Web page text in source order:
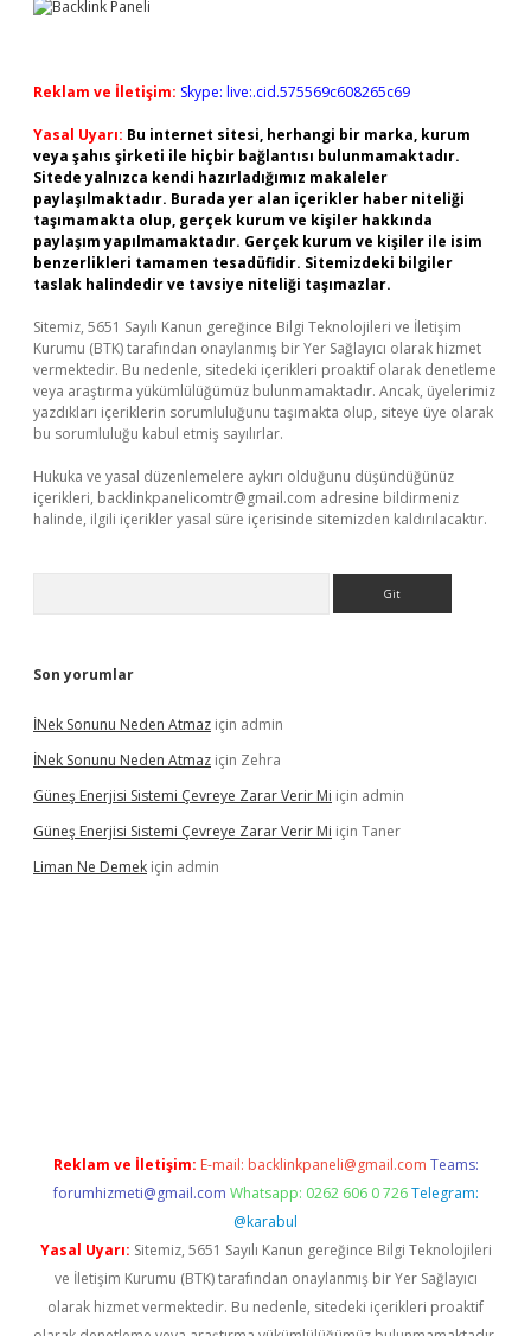
Reklam ve İletişim: Skype: live:.cid.575569c608265c69
Yasal Uyarı: Bu internet sitesi, herhangi bir marka, kurum
veya şahıs şirketi ile hiçbir bağlantısı bulunmamaktadır.
Sitede yalnızca kendi hazırladığımız makaleler
paylaşılmaktadır. Burada yer alan içerikler haber niteliği
taşımamakta olup, gerçek kurum ve kişiler hakkında
paylaşım yapılmamaktadır. Gerçek kurum ve kişiler ile isim
benzerlikleri tamamen tesadüfidir. Sitemizdeki bilgiler
taslak halindedir ve tavsiye niteliği taşımazlar.
Sitemiz, 5651 Sayılı Kanun gereğince Bilgi Teknolojileri ve İletişim
Kurumu (BTK) tarafından onaylanmış bir Yer Sağlayıcı olarak hizmet
vermektedir. Bu nedenle, sitedeki içerikleri proaktif olarak denetleme
veya araştırma yükümlülüğümüz bulunmamaktadır. Ancak, üyelerimiz
yazdıkları içeriklerin sorumluluğunu taşımakta olup, siteye üye olarak
bu sorumluluğu kabul etmiş sayılırlar.
Hukuka ve yasal düzenlemelere aykırı olduğunu düşündüğünüz
içerikleri, backlinkpanelicomtr@gmail.com adresine bildirmeniz
halinde, ilgili içerikler yasal süre içerisinde sitemizden kaldırılacaktır.
Son yorumlar
İNek Sonunu Neden Atmaz için admin
İNek Sonunu Neden Atmaz için Zehra
Güneş Enerjisi Sistemi Çevreye Zarar Verir Mi için admin
Güneş Enerjisi Sistemi Çevreye Zarar Verir Mi için Taner
Liman Ne Demek için admin
Reklam ve İletişim: E-mail: backlinkpaneli@gmail.com Teams:
forumhizmeti@gmail.com Whatsapp: 0262 606 0 726 Telegram:
@karabul
Yasal Uyarı: Sitemiz, 5651 Sayılı Kanun gereğince Bilgi Teknolojileri
ve İletişim Kurumu (BTK) tarafından onaylanmış bir Yer Sağlayıcı
olarak hizmet vermektedir. Bu nedenle, sitedeki içerikleri proaktif